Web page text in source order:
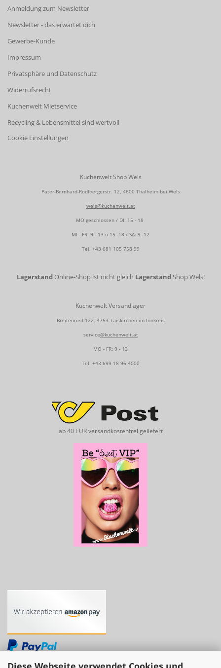
Anmeldung zum Newsletter
Newsletter - das erwartet dich
Gewerbe-Kunde
Impressum
Privatsphäre und Datenschutz
Widerrufsrecht
Kuchenwelt Mietservice
Recycling & Lebensmittel sind wertvoll
Cookie Einstellungen
Kuchenwelt Shop Wels
Pater-Bernhard-Rodlbergerstr. 12, 4600 Thalheim bei Wels
wels@kuchenwelt.at
MO geschlossen / DI: 15 - 18
MI - FR: 9 - 13 u 15 -18 / SA: 9 -12
Tel. +43 681 105 758 99
Lagerstand Online-Shop ist nicht gleich Lagerstand Shop Wels!
Kuchenwelt Versandlager
Breitenried 122, 4753 Taiskirchen im Innkreis
service@kuchenwelt.at
MO - FR: 9 - 13
Tel. +43 699 18 96 4000
ab 40 EUR versandkostenfrei geliefert